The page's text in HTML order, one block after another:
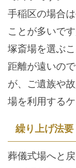
手稲区の場合
ことが多いで
塚斎場を選ぶ
距離が遠いの
が、ご遺族や
場を利用する
繰り上げ法要
葬儀式場へと